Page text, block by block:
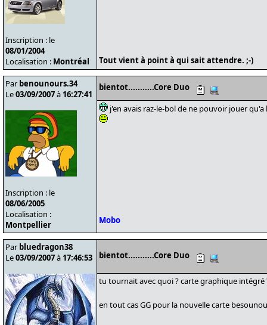
Inscription : le
08/01/2004
Localisation : Montréal Tout vient à point à qui sait attendre. ;-)
Par benounours.34
Le03/09/2007à 16:27:41
Inscription : le
08/06/2005
Localisation :
Montpellier
bientot...........Core Duo
j'en avais raz-le-bol de ne pouvoir jouer
Mobo
Par bluedragon38
Le03/09/2007à 17:46:53 bientot...........Core Duo
tu tournait avec quoi ? carte graphique intégré
en tout cas GG pour la nouvelle carte